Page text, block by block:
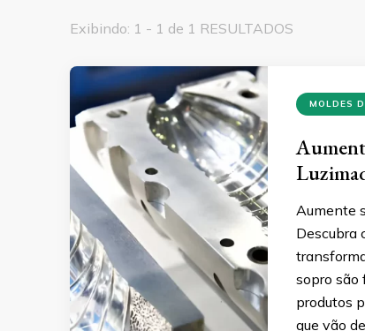
Exibindo: 1 - 1 de 1 RESULTADOS
MOLDES
Aumente
Descubra
sopro são
produtos
que vão